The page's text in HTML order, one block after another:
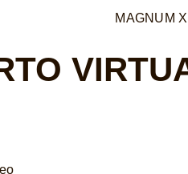
MAGNUM